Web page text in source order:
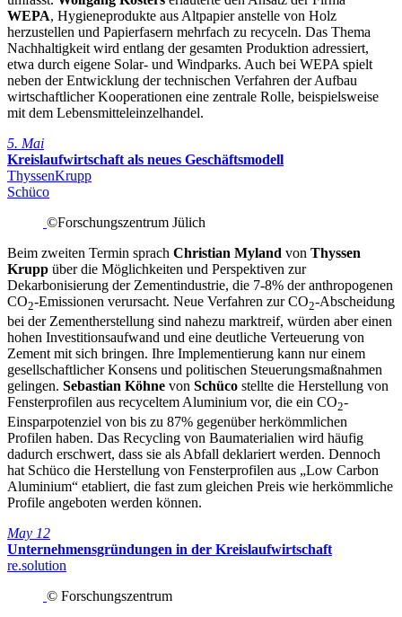
WEPA, Hygieneprodukte aus Altpapier anstelle von Holz
herzustellen und Papierfasern mehrfach zu recyceln. Das Thema
Nachhaltigkeit wird entlang der gesamten Produktion adressiert,
etwa durch eigene Solar- und Windparks. Auch bei WEPA spielt
neben der Entwicklung der technischen Verfahren der Aufbau
wirtschaftlicher Kooperationen eine zentrale Rolle, beispielsweise
mit dem Lebensmitteleinzelhandel.
5. Mai
Kreislaufwirtschaft als neues Geschäftsmodell
ThyssenKrupp
Schüco
©Forschungszentrum Jülich
Beim zweiten Termin sprach Christian Myland von Thyssen
Krupp über die Möglichkeiten und Perspektiven zur
Dekarbonisierung der Zementindustrie, die 7-8% der anthropogenen
CO2-Emissionen verursacht. Neue Verfahren zur CO2-Abscheidung
bei der Zementherstellung sind nahezu marktreif, würden aber einen
hohen Investitionsaufwand und eine deutliche Verteuerung von
Zement mit sich bringen. Ihre Implementierung kann nur einem
gesellschaftlicher Konsens und politischen Steuerungsmaßnahmen
gelingen. Sebastian Köhne von Schüco stellte die Herstellung von
Fensterprofilen aus recyceltem Aluminium vor, die ein CO2-
Einsparpotenziel von bis zu 87% gegenüber herkömmlichen
Profilen haben. Das Recycling von Baumaterialien wird häufig
dadurch erschwert, dass sie als Abfall deklariert werden. Dennoch
hat Schüco die Herstellung von Fensterprofilen aus „Low Carbon
Aluminium“ etabliert, die fast zum gleichen Preis wie herkömmliche
Profile angeboten werden können.
May 12
Unternehmensgründungen in der Kreislaufwirtschaft
re.solution
© Forschungszentrum